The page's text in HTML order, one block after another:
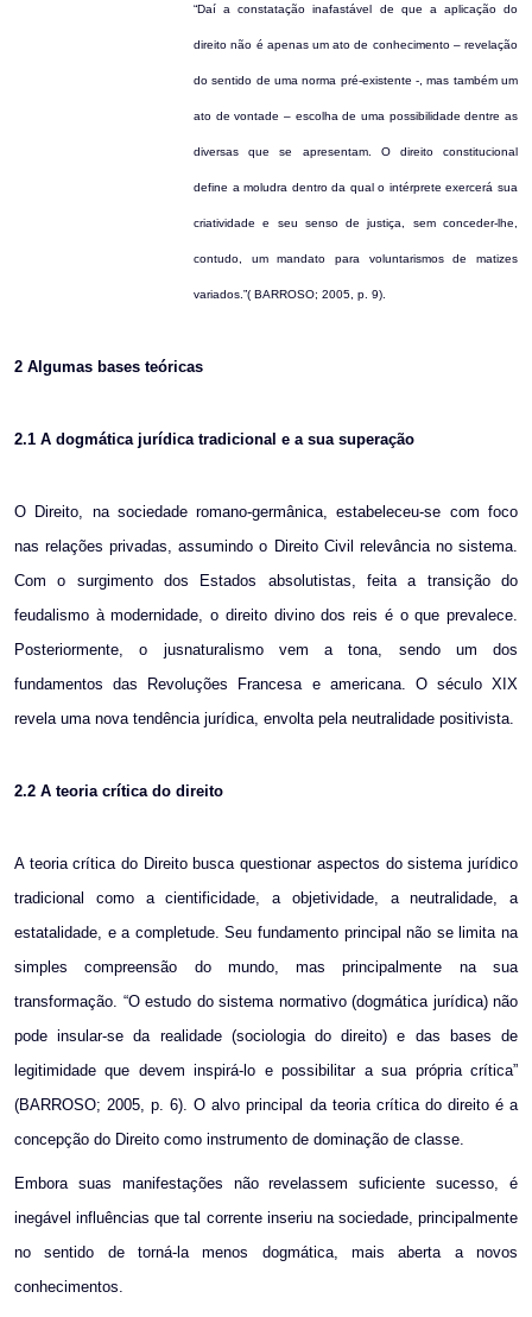
“Daí a constatação inafastável de que a aplicação do
direito não é apenas um ato de conhecimento – revelação
do sentido de uma norma pré-existente -, mas também um
ato de vontade – escolha de uma possibilidade dentre as
diversas que se apresentam. O direito constitucional
define a moludra dentro da qual o intérprete exercerá sua
criatividade e seu senso de justiça, sem conceder-lhe,
contudo, um mandato para voluntarismos de matizes
variados.”( BARROSO; 2005, p. 9).
2 Algumas bases teóricas
2.1 A dogmática jurídica tradicional e a sua superação
O Direito, na sociedade romano-germânica, estabeleceu-se com foco
nas relações privadas, assumindo o Direito Civil relevância no sistema.
Com o surgimento dos Estados absolutistas, feita a transição do
feudalismo à modernidade, o direito divino dos reis é o que prevalece.
Posteriormente, o jusnaturalismo vem a tona, sendo um dos
fundamentos das Revoluções Francesa e americana. O século XIX
revela uma nova tendência jurídica, envolta pela neutralidade positivista.
2.2 A teoria crítica do direito
A teoria crítica do Direito busca questionar aspectos do sistema jurídico
tradicional como a cientificidade, a objetividade, a neutralidade, a
estatalidade, e a completude. Seu fundamento principal não se limita na
simples compreensão do mundo, mas principalmente na sua
transformação. “O estudo do sistema normativo (dogmática jurídica) não
pode insular-se da realidade (sociologia do direito) e das bases de
legitimidade que devem inspirá-lo e possibilitar a sua própria crítica”
(BARROSO; 2005, p. 6). O alvo principal da teoria crítica do direito é a
concepção do Direito como instrumento de dominação de classe.
Embora suas manifestações não revelassem suficiente sucesso, é
inegável influências que tal corrente inseriu na sociedade, principalmente
no sentido de torná-la menos dogmática, mais aberta a novos
conhecimentos.